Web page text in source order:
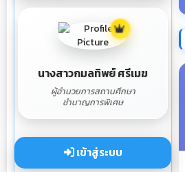
นางสาวกมลทิพย์ ศรีเมฆ
ผู้อำนวยการสถานศึกษา
ชำนาญการพิเศษ
เข้าสู่ระบบ